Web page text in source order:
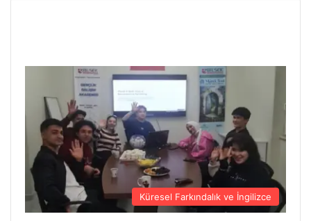
Küresel Farkındalık ve İngilizce